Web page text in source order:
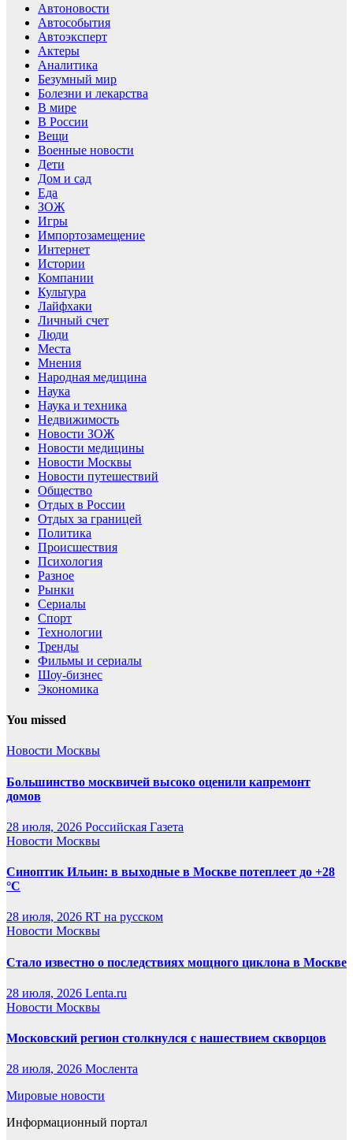
Автоновости
Автособытия
Автоэксперт
Актеры
Аналитика
Безумный мир
Болезни и лекарства
В мире
В России
Вещи
Военные новости
Дети
Дом и сад
Еда
ЗОЖ
Игры
Импортозамещение
Интернет
Истории
Компании
Культура
Лайфхаки
Личный счет
Люди
Места
Мнения
Народная медицина
Наука
Наука и техника
Недвижимость
Новости ЗОЖ
Новости медицины
Новости Москвы
Новости путешествий
Общество
Отдых в России
Отдых за границей
Политика
Происшествия
Психология
Разное
Рынки
Сериалы
Спорт
Технологии
Тренды
Фильмы и сериалы
Шоу-бизнес
Экономика
You missed
Новости Москвы
Большинство москвичей высоко оценили капремонт
домов
28 июля, 2026 Российская Газета
Новости Москвы
Синоптик Ильин: в выходные в Москве потеплеет до +28
°C
28 июля, 2026 RT на русском
Новости Москвы
Стало известно о последствиях мощного циклона в Москве
28 июля, 2026 Lenta.ru
Новости Москвы
Московский регион столкнулся с нашествием скворцов
28 июля, 2026 Мослента
Мировые новости
Информационный портал